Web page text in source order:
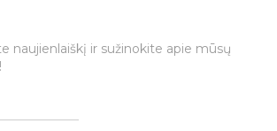
naujienlaiškį ir sužinokite apie mūsų